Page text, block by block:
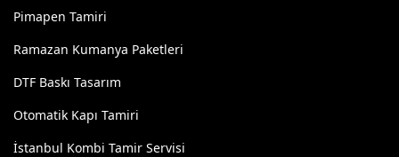
Pimapen Tamiri
Ramazan Kumanya Paketleri
DTF Baskı Tasarım
Otomatik Kapı Tamiri
İstanbul Kombi Tamir Servisi